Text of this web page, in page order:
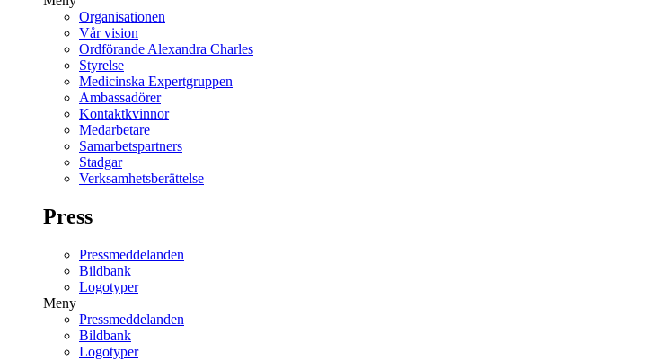
Organisationen
Vår vision
Ordförande Alexandra Charles
Styrelse
Medicinska Expertgruppen
Ambassadörer
Kontaktkvinnor
Medarbetare
Samarbetspartners
Stadgar
Verksamhetsberättelse
Press
Pressmeddelanden
Bildbank
Logotyper
Meny
Pressmeddelanden
Bildbank
Logotyper